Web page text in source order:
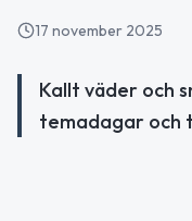
17 november 2025
Kallt väder och
temadagar och